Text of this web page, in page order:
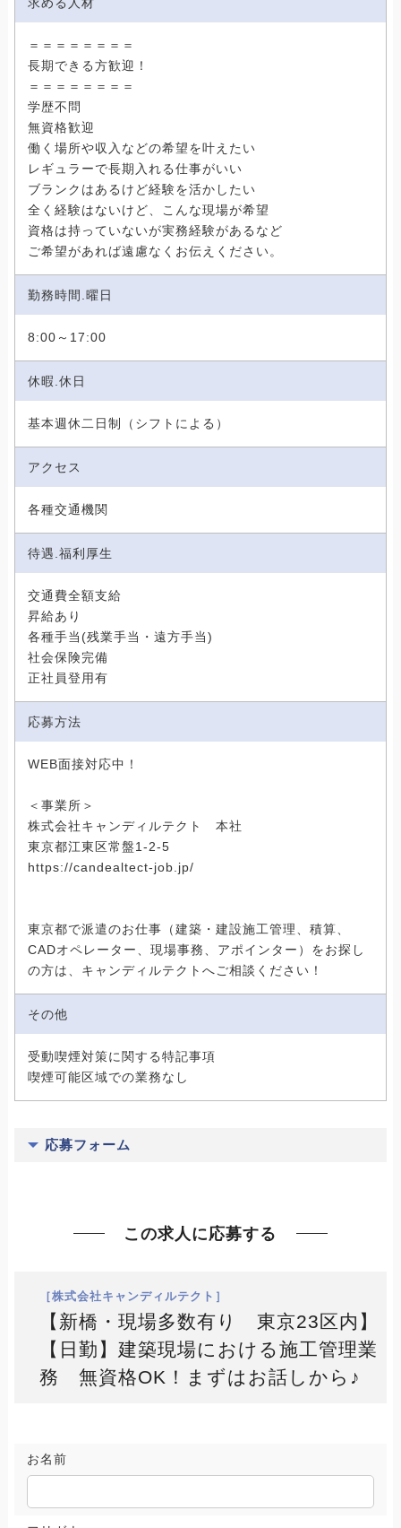
＝＝＝＝＝＝＝＝
長期できる方歓迎！
＝＝＝＝＝＝＝＝
学歴不問
無資格歓迎
働く場所や収入などの希望を叶えたい
レギュラーで長期入れる仕事がいい
ブランクはあるけど経験を活かしたい
全く経験はないけど、こんな現場が希望
資格は持っていないが実務経験があるなど
ご希望があれば遠慮なくお伝えください。
勤務時間.曜日
8:00～17:00
休暇.休日
基本週休二日制（シフトによる）
アクセス
各種交通機関
待遇.福利厚生
交通費全額支給
昇給あり
各種手当(残業手当・遠方手当)
社会保険完備
正社員登用有
応募方法
WEB面接対応中！
＜事業所＞
株式会社キャンディルテクト 本社
東京都江東区常盤1-2-5
https://candealtect-job.jp/
東京都で派遣のお仕事（建築・建設施工管理、積算、
CADオペレーター、現場事務、アポインター）をお探し
の方は、キャンディルテクトへご相談ください！
その他
受動喫煙対策に関する特記事項
喫煙可能区域での業務なし
応募フォーム
この求人に応募する
［株式会社キャンディルテクト］
【新橋・現場多数有り 東京23区内】
【日勤】建築現場における施工管理業
務 無資格OK！まずはお話しから♪
お名前